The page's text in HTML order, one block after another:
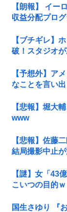
【朗報】 イー
収益分配プログ
【ブチギレ】
破！スタジオ
【予想外】ア
なことを言い
【悲報】堀大
www
【悲報】佐藤
結局撮影中止
【謎】女「43
こいつの目的ｗ
国生さゆり 『